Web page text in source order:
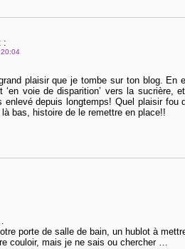
:
20:04
plaisir que je tombe sur ton blog.
‘en voie de disparition’ vers la sucrière,
enlevé depuis longtemps! Quel plaisir
bas, histoire de le remettre en place!!
porte de salle de bain, un hublot à
couloir, mais je ne sais ou chercher …